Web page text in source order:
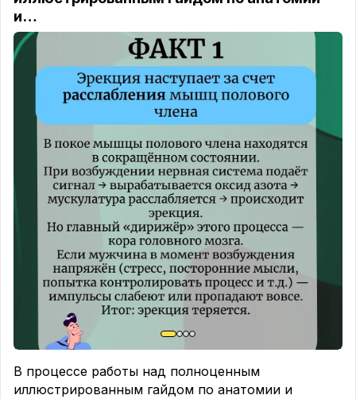
и…
В процессе работы над полноценным
иллюстрированным гайдом по анатомии и